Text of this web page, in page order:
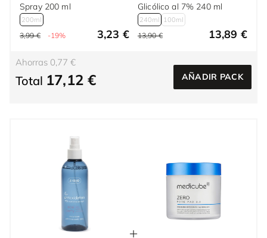
Spray 200 ml
200ml
3,99 € -19% 3,23 €
Glicólico al 7% 240 ml
240ml 100ml
13,90 € 13,89 €
Ahorras 0,77 €
Total 17,12 € AÑADIR PACK